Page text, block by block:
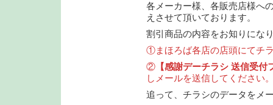
各メーカー様、各販売店様へ
えさせて頂いております。
割引商品の内容をお知りにな
①まほろば各店の店頭にてチ
② 【感謝デーチラシ 送信受
しメールを送信してください
追って、チラシのデータをメ